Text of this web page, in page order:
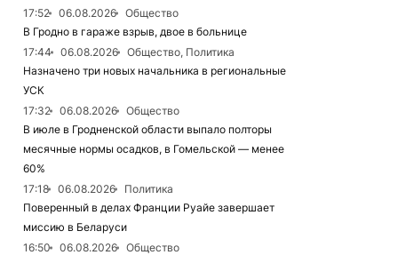
17:52
06.08.2026
Общество
В Гродно в гараже взрыв, двое в больнице
17:44
06.08.2026
Общество, Политика
Назначено три новых начальника в региональные
УСК
17:32
06.08.2026
Общество
В июле в Гродненской области выпало полторы
месячные нормы осадков, в Гомельской — менее
60%
17:18
06.08.2026
Политика
Поверенный в делах Франции Руайе завершает
миссию в Беларуси
16:50
06.08.2026
Общество